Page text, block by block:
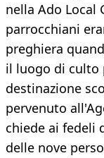
nella Ado Local
parrocchiani
preghiera
il luogo di culto
destinazione
pervenuto
chiede ai fedeli
delle nove